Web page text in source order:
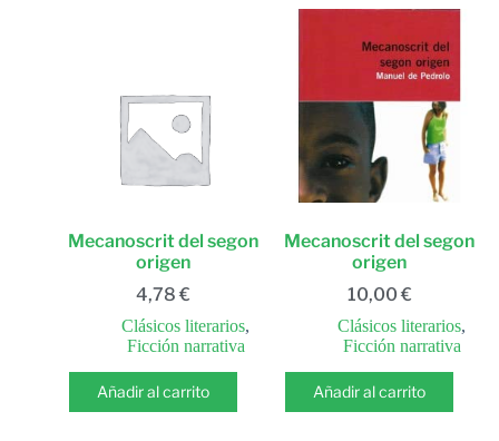
Mecanoscrit del segon
origen
4,78€
Clásicos literarios,
Ficción narrativa
Añadir al carrito
Mecanoscrit del segon
origen
10,00 €
Clásicos literarios,
Ficción narrativa
Añadir al carrito